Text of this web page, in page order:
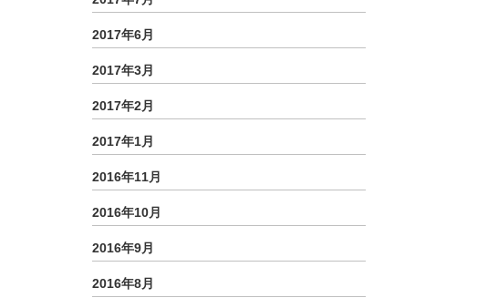
2017年6月
2017年3月
2017年2月
2017年1月
2016年11月
2016年10月
2016年9月
2016年8月